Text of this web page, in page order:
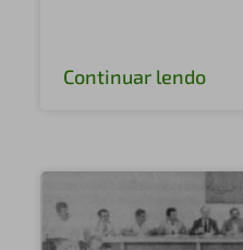
Continuar lendo